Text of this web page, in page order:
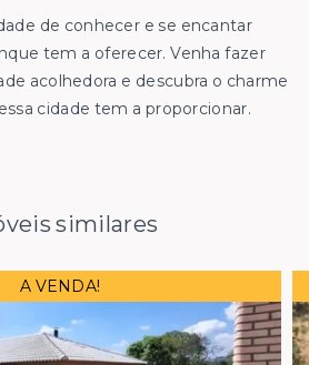
de conhecer e se encantar
tem a oferecer. Venha fazer
acolhedora e descubra o charme
cidade tem a proporcionar.
similares
A VENDA!